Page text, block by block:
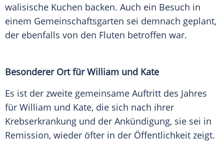
walisische Kuchen backen. Auch ein Besuch in
einem Gemeinschaftsgarten sei demnach geplant,
der ebenfalls von den Fluten betroffen war.
Besonderer Ort für William und Kate
Es ist der zweite gemeinsame Auftritt des Jahres
für William und Kate, die sich nach ihrer
Krebserkrankung und der Ankündigung, sie sei in
Remission, wieder öfter in der Öffentlichkeit zeigt.